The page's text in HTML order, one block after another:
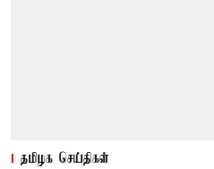
தமிழக செய்திகள்